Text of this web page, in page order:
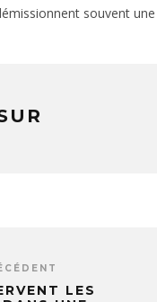
souvent une
LES